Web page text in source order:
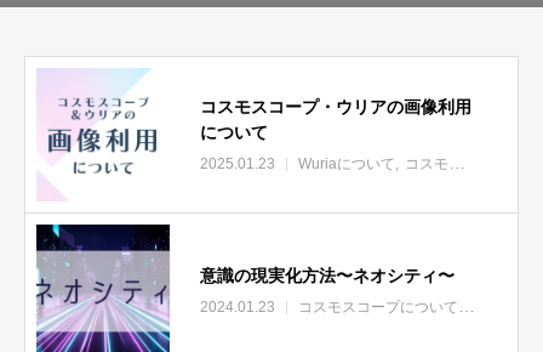
コスモスコープ・ウリアの画像利用
について
2025.01.23 Wuriaについて コスモスコープについて
意識の現実化方法〜ネオシティ〜
2024.01.23 コスモスコープについて エリア